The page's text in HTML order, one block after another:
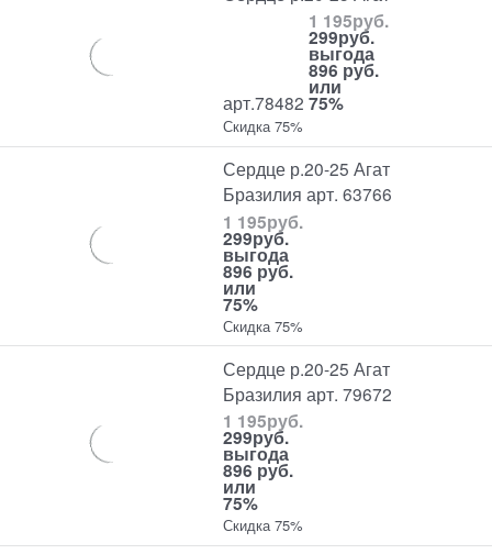
арт.78482
1 195руб.
299руб.
выгода
896 руб.
или
75%
Скидка 75%
Сердце р.20-25 Агат
Бразилия арт. 63766
1 195руб.
299руб.
выгода
896 руб.
или
75%
Скидка 75%
Сердце р.20-25 Агат
Бразилия арт. 79672
1 195руб.
299руб.
выгода
896 руб.
или
75%
Скидка 75%